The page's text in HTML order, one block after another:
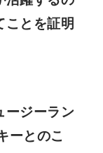
ことを証明
ージーラン
ーとのこ